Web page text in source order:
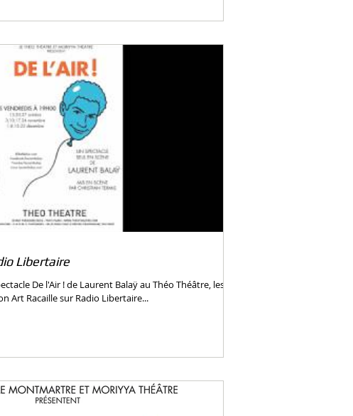
Libertaire
De l'Air ! de Laurent Balaÿ au Théo Théâtre, les
Art Racaille sur Radio Libertaire...